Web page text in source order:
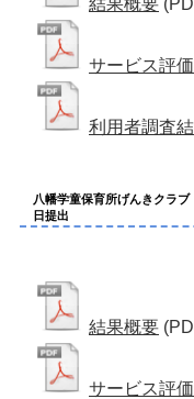
結果概要
サービス評
利用者調査
八幡学童保育所げんきクラ
日提出
結果概要
サービス評